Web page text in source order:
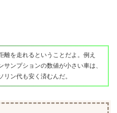
離を走れるということだよ。例え
サンプションの数値が小さい車は、
リン代も安く済むんだ。